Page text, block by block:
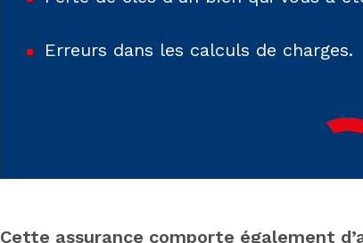
Erreurs dans les calculs de charges.
Cette assurance comporte également